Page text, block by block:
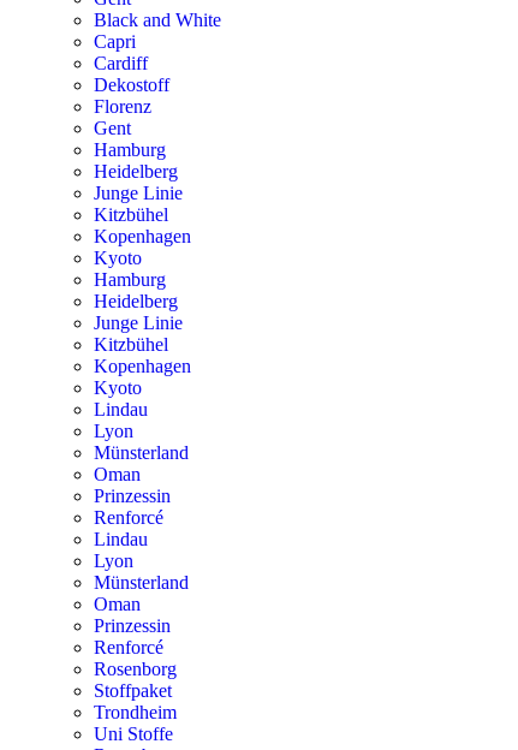
Black and White
Capri
Cardiff
Dekostoff
Florenz
Gent
Hamburg
Heidelberg
Junge Linie
Kitzbühel
Kopenhagen
Kyoto
Hamburg
Heidelberg
Junge Linie
Kitzbühel
Kopenhagen
Kyoto
Lindau
Lyon
Münsterland
Oman
Prinzessin
Renforcé
Lindau
Lyon
Münsterland
Oman
Prinzessin
Renforcé
Rosenborg
Stoffpaket
Trondheim
Uni Stoffe